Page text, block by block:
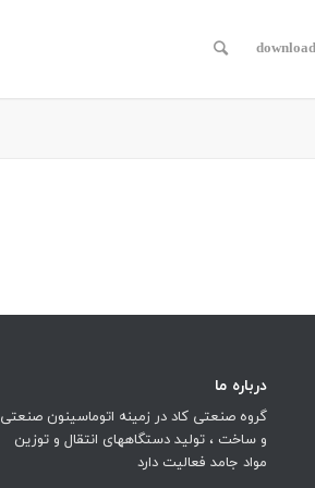
download
درباره ما
گروه صنعتی کاد در زمینه اتوماسینون صنعتی
و ساخت ، تولید دستگاههای انتقال و توزین
مواد جامد فعالیت دارد